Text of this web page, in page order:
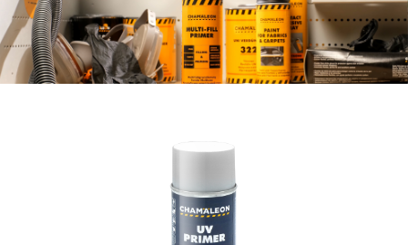
ЭМАЛЬ С ЭФФЕКТОМ ХРОМА
ПОЛИРОЛИ
АВТОКОСМЕТИКА
РАСХОДНЫЕ МАТЕРИАЛЫ
CHAM.PROTECT